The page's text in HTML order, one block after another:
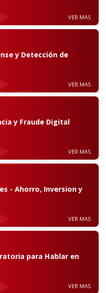
VER MAS
y Detección de
VER MAS
y Fraude Digital
VER MAS
- Ahorro, Inversion y
VER MAS
para Hablar en
VER MAS